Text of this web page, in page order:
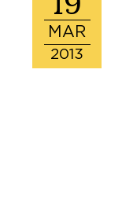
MAR
2013